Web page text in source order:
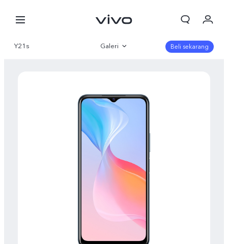
Y21s Galeri
Parameter
Beli sekarang